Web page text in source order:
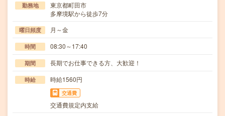
勤務地
東京都町田市
多摩境駅から徒歩7分
曜日頻度 月～金
時間 08:30～17:40
期間 長期でお仕事できる方、大歓迎！
時給 時給1560円
交通費
交通費規定内支給